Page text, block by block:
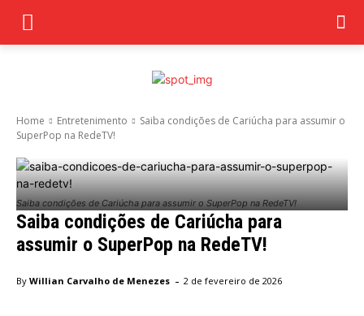
Home Entretenimento
Saiba condições de Cariúcha para assumir o
SuperPop na RedeTV!
Saiba condições de Cariúcha para assumir o SuperPop na RedeTV!
Saiba condições de Cariúcha para
assumir o SuperPop na RedeTV!
By Willian Carvalho de Menezes - 2 de fevereiro de 2026